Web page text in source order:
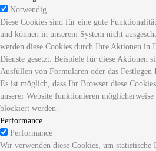
Notwendig
Diese Cookies sind für eine gute
und können in unserem System nicht
werden diese Cookies durch Ihre Aktionen in
Dienste gesetzt. Beispiele für diese Aktionen
Ausfüllen von Formularen oder das Festlegen
Es ist möglich, dass Ihr Browser diese
unserer Website funktionieren
blockiert werden.
Performance
Performance
Wir verwenden diese Cookies, um statistische